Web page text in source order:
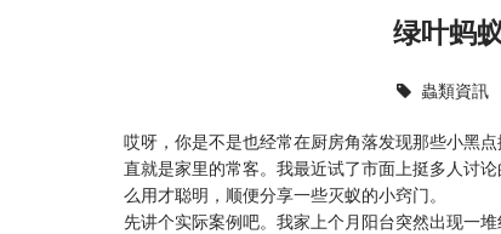
绿叶蚂
蟲類資訊
哎呀，你是不是也经常在厨房角落发现那些小黑
直就是家里的常客。我最近试了市面上挺多人讨论
么用才聪明，顺便分享一些灭蚁的小窍门。
先讲个实际案例吧。我家上个月阳台突然出现一